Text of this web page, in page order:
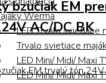
Werma
LED Trvalo svietiace
Trvalo svietiace
LED Mini/ Midi/ Maxi
LED Mini/ Midi/ Maxi
bzučiak EM
AC/DC BK